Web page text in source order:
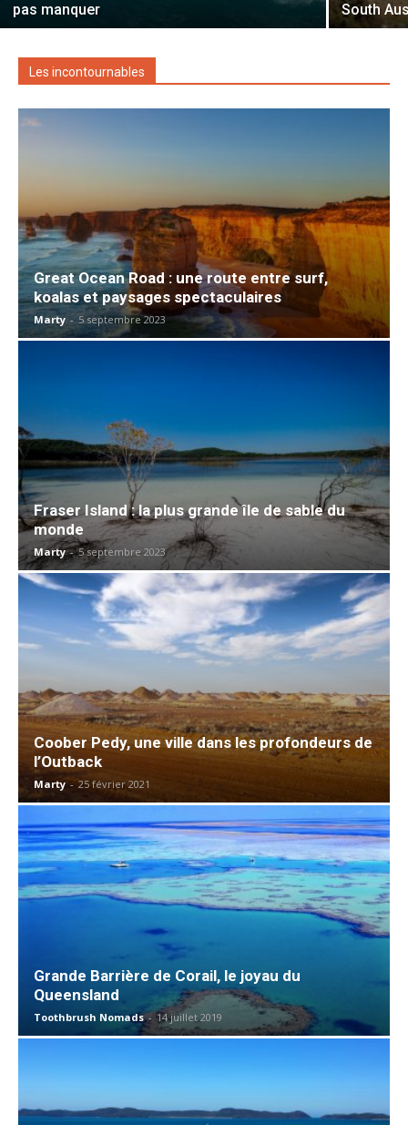
pas manquer
South
Les incontournables
Great Ocean Road : une route entre surf,
koalas et paysages spectaculaires
Marty - 5 septembre 2023
Fraser Island : la plus grande île de sable du
monde
Marty - 5 septembre 2023
Coober Pedy, une ville dans les profondeurs de
l’Outback
Marty - 25 février 2021
Grande Barrière de Corail, le joyau du
Queensland
Toothbrush Nomads - 14 juillet 2019